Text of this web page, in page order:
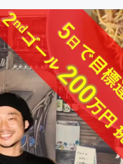
音楽
ゲーム・サービス開発
書籍・雑誌出版
チャレンジ